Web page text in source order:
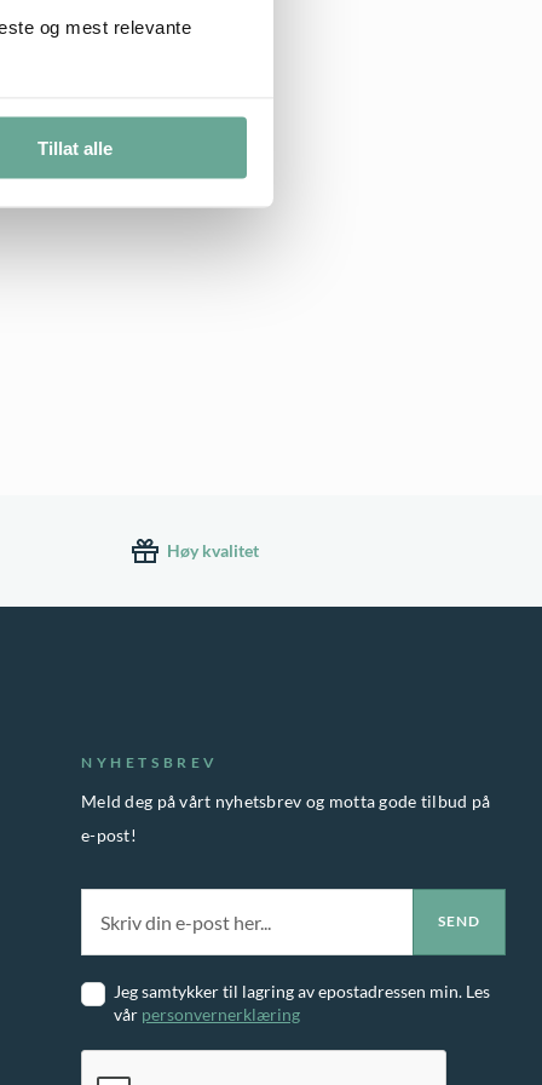
og mest relevante
Tillat alle
Høy kvalitet
NYHETSBREV
Meld deg på vårt nyhetsbrev og motta gode tilbud på
e-post!
Jeg samtykker til lagring av epostadressen min. Les
vår personvernerklæring